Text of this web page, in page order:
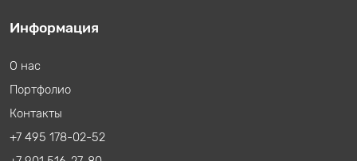
Информация
О нас
Портфолио
Контакты
+7 495 178-02-52